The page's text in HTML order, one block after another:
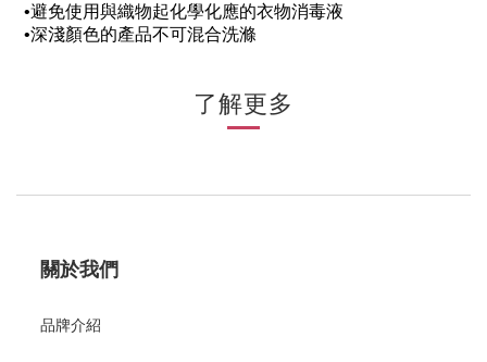
•避免使用與織物起化學化應的衣物消毒液
•深淺顏色的產品不可混合洗滌
了解更多
關於我們
品牌介紹